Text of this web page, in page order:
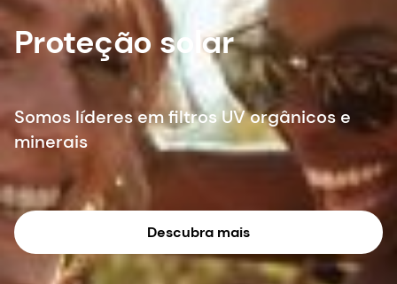
Proteção solar
Somos líderes em filtros UV orgânicos e
minerais
Descubra mais